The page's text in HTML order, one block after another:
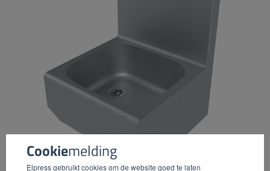
Cookiemelding
Elpress gebruikt cookies om de website goed te laten